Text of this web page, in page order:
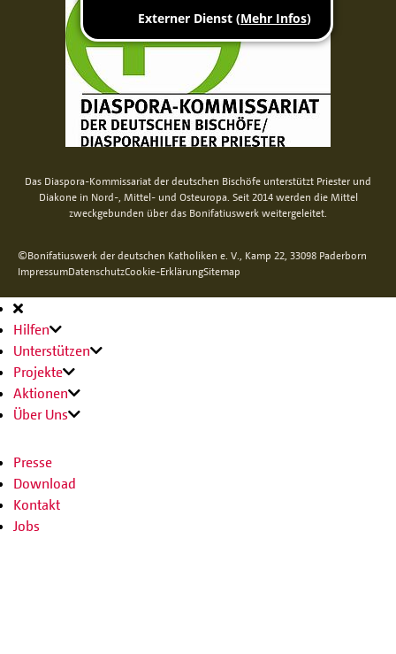
Das Diaspora-Kommissariat der deutschen Bischöfe unterstützt Priester und
Diakone in Nord-, Mittel- und Osteuropa. Seit 2014 werden die Mittel
zweckgebunden über das Bonifatiuswerk weitergeleitet.
©Bonifatiuswerk der deutschen Katholiken e. V., Kamp 22, 33098 Paderborn
ImpressumDatenschutzCookie-ErklärungSitemap
Hauptnavigation
Hilfen
Unterstützen
Projekte
Aktionen
Über Uns
Presse
Download
Kontakt
Jobs